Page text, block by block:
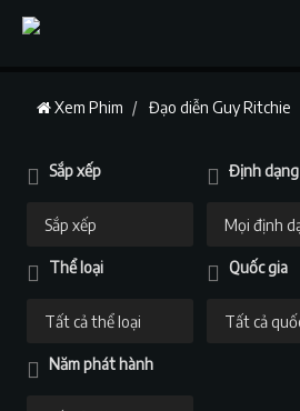
Xem Phim Đạo diễn Guy Ritchie
Sắp xếp Định dạng
Thể loại Quốc gia
Năm phát hành